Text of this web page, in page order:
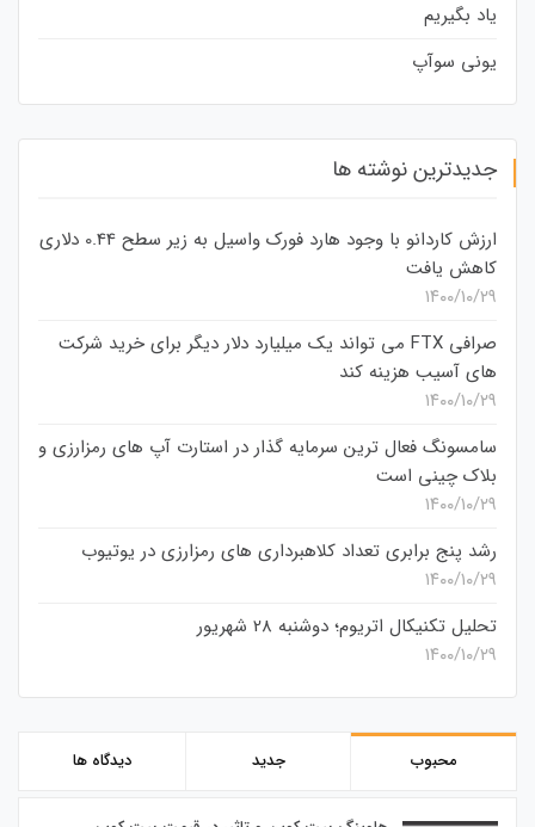
یاد بگیریم
یونی سوآپ
جدیدترین نوشته ها
ارزش کاردانو با وجود هارد فورک واسیل به زیر سطح 0.44 دلاری
کاهش یافت
۱۴۰۰/۱۰/۲۹
صرافی FTX می تواند یک میلیارد دلار دیگر برای خرید شرکت
های آسیب هزینه کند
۱۴۰۰/۱۰/۲۹
سامسونگ فعال‌ ترین سرمایه‌ گذار در استارت‌ آپ‌ های رمزارزی و
بلاک چینی است
۱۴۰۰/۱۰/۲۹
رشد پنج برابری تعداد کلاهبرداری های رمزارزی در یوتیوب
۱۴۰۰/۱۰/۲۹
تحلیل تکنیکال اتریوم؛ دوشنبه 28 شهریور
۱۴۰۰/۱۰/۲۹
محبوب جدید دیدگاه ها